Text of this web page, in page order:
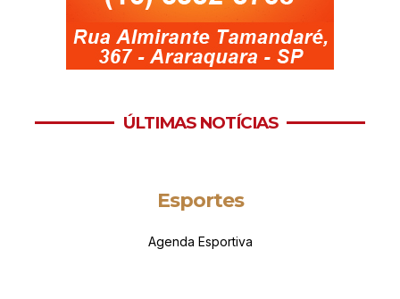
ÚLTIMAS NOTÍCIAS
Esportes
Agenda Esportiva